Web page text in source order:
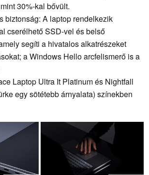
30%-kal bővült.
biztonság: A laptop rendelkezik
cserélhető SSD-vel és belső
segíti a hivatalos alkatrészeket
a Windows Hello arcfelismerő is a
Laptop Ultra It Platinum és Nightfall
egy sötétebb árnyalata) színekben